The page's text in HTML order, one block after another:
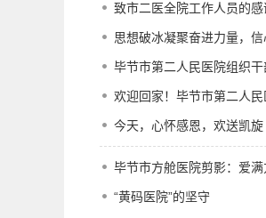
致市二医全院工作人员的
思想破冰凝聚奋进力量，信
毕节市第二人民医院组织
欢迎回家！毕节市第二人
今天，心怀感恩，欢送凯旋
毕节市方舱医院剪影：爱
“黄码医院”的坚守